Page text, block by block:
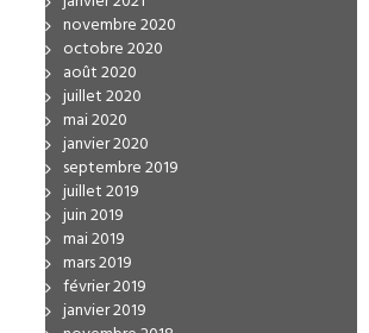
novembre 2020
octobre 2020
août 2020
juillet 2020
mai 2020
janvier 2020
septembre 2019
juillet 2019
juin 2019
mai 2019
mars 2019
février 2019
janvier 2019